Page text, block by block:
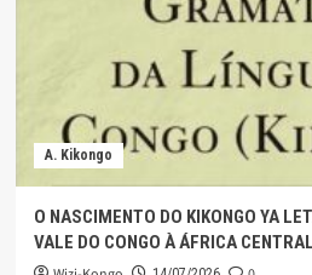
A. Kikongo
O NASCIMENTO DO KIKONGO YA
VALE DO CONGO À ÁFRICA CENTRAL